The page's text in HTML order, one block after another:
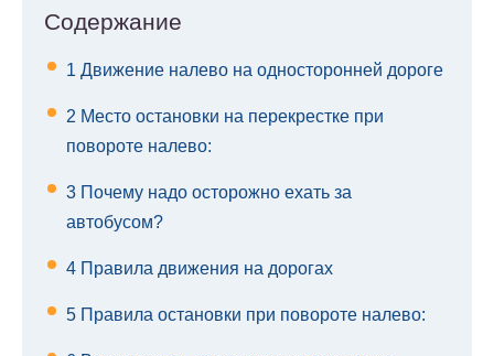
Содержание
1 Движение налево на односторонней дороге
2 Место остановки на перекрестке при
повороте налево:
3 Почему надо осторожно ехать за
автобусом?
4 Правила движения на дорогах
5 Правила остановки при повороте налево: